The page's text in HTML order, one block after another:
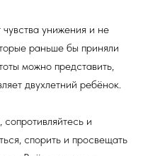
унижения и не
раньше бы приняли
можно представить,
двухлетний ребёнок.
сопротивляйтесь и
спорить и просвещать